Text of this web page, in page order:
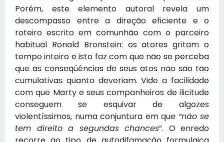
Porém, este elemento autoral revela um
descompasso entre a direção eficiente e o
roteiro escrito em comunhão com o parceiro
habitual Ronald Bronstein: os atores gritam o
tempo inteiro e isto faz com que não se perceba
que as conseqüências de seus atos não são tão
cumulativas quanto deveriam. Vide a facilidade
com que Marty e seus companheiros de ilicitude
conseguem se esquivar de algozes
violentíssimos, numa conjuntura em que “não se
tem direito a segundas chances”. O enredo